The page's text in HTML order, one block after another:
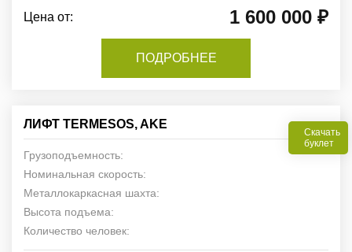
Цена от: 1 600 000 ₽
ПОДРОБНЕЕ
Скачать
буклет
ЛИФТ TERMESOS, AKE
Грузоподъемность:
Номинальная скорость:
Металлокаркасная шахта:
Высота подъема:
Количество человек: